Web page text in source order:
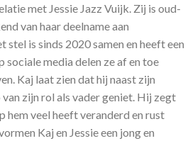
met Jessie Jazz Vuijk. Zij is oud-
van haar deelname aan
stel is sinds 2020 samen en heeft een
sociale media delen ze af en toe
Kaj laat zien dat hij naast zijn
zijn rol als vader geniet. Hij zegt
hem veel heeft veranderd en rust
Kaj en Jessie een jong en